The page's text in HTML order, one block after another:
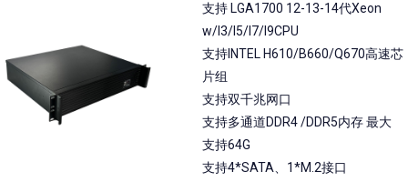
支持 LGA1700 12-13-14代Xeon
w/I3/I5/I7/I9CPU
支持INTEL H610/B660/Q670高速芯
片组
支持双千兆网口
支持多通道DDR4 /DDR5内存 最大
支持64G
支持4*SATA、1*M.2接口